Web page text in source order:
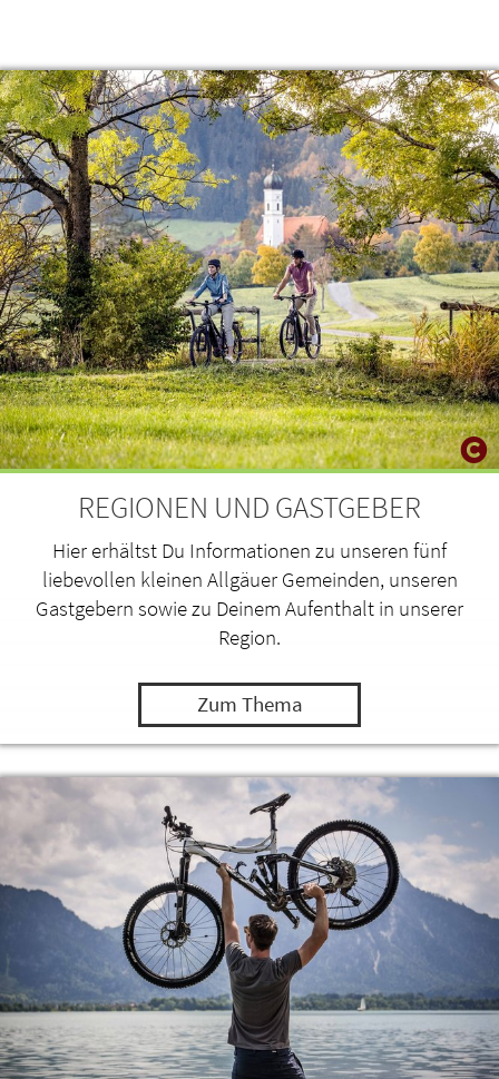
REGIONEN UND GASTGEBER
Hier erhältst Du Informationen zu unseren fünf
liebevollen kleinen Allgäuer Gemeinden, unseren
Gastgebern sowie zu Deinem Aufenthalt in unserer
Region.
Zum Thema